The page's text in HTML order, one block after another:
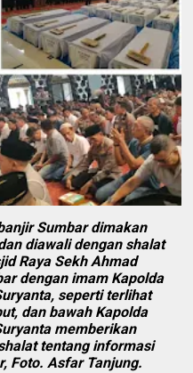
Sumbar dimakan
diawali dengan shalat
Raya Sekh Ahmad
dengan imam Kapolda
seperti terlihat
dan bawah Kapolda
memberikan
tentang informasi
Foto. Asfar Tanjung.